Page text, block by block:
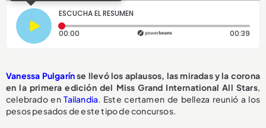
ESCUCHA EL RESUMEN
00:00 Tiempo transcurrido: 0 segundos 00:39
Vanessa Pulgarínse llevó los aplausos, las miradas yla corona
en la primera edición del Miss Grand International All Stars,
celebrado enTailandia. Este certamen de belleza reunió a los
pesos pesados de este tipo de concursos.